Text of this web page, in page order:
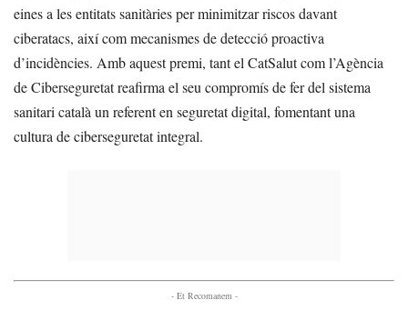
eines a les entitats sanitàries per minimitzar riscos davant
ciberatacs, així com mecanismes de detecció proactiva
d’incidències. Amb aquest premi, tant el CatSalut com l’Agència
de Ciberseguretat reafirma el seu compromís de fer del sistema
sanitari català un referent en seguretat digital, fomentant una
cultura de ciberseguretat integral.
- Et Recomanem -